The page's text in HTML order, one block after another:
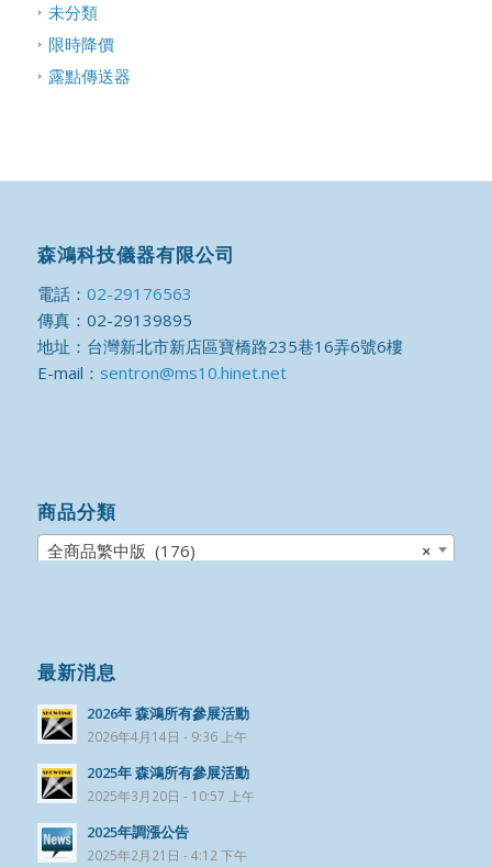
未分類
限時降價
露點傳送器
森鴻科技儀器有限公司
電話： 02-29176563
傳真：02-29139895
地址：台灣新北市新店區寶橋路235巷16弄6號6樓
E-mail： sentron@ms10.hinet.net
商品分類
×
全商品繁中版 (176)
最新消息
2026年 森鴻所有參展活動
2026年4月14日 - 9:36 上午
2025年 森鴻所有參展活動
2025年3月20日 - 10:57 上午
2025年調漲公告
2025年2月21日 - 4:12 下午